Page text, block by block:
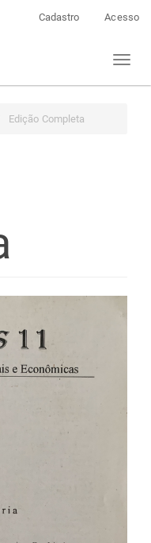
Cadastro Acesso
Toggle
Edição Completa